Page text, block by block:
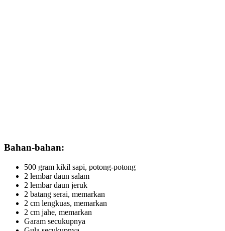
Bahan-bahan:
500 gram kikil sapi, potong-potong
2 lembar daun salam
2 lembar daun jeruk
2 batang serai, memarkan
2 cm lengkuas, memarkan
2 cm jahe, memarkan
Garam secukupnya